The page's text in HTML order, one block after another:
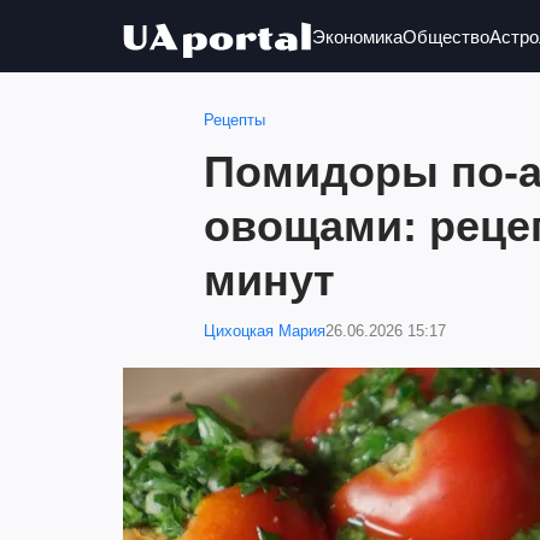
ЭкономикаОбщество
Рецепты
Помидоры по-
овощами:
минут
Цихоцкая Мария26.06.2026 15:17